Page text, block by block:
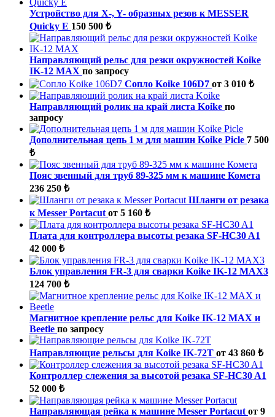
Устройство для X-, Y- образных резов к MESSER
Quicky E 150 500 ₺
Направляющий рельс для резки окружностей Koike
IK-12 MAX по запросу
Сопло Koike 106D7 от 3 010 ₺
Направляющий ролик на край листа Koike по
запросу
Дополнительная цепь 1 м для машин Koike Picle 7 500
₺
Пояс звенный для труб 89-325 мм к машине Комета
236 250 ₺
Шланги от резака
к Messer Portacut от 5 160 ₺
Плата для контроллера высоты резака SF-HC30 A1
42 000 ₺
Блок управления FR-3 для сварки Koike IK-12 MAX3
124 700 ₺
Магнитное крепление рельс для Koike IK-12 MAX и
Beetle по запросу
Направляющие рельсы для Koike IK-72T от 43 860 ₺
Контроллер слежения за высотой резака SF-HC30 A1
52 000 ₺
Направляющая рейка к машине Messer Portacut от 9